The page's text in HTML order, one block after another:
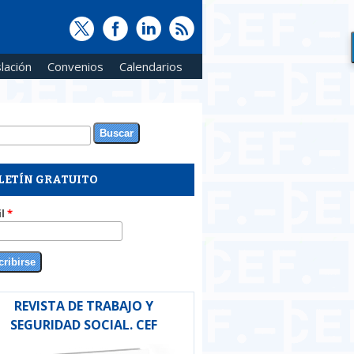
Convenios Calendarios
de búsqueda
GRATUITO
*
REVISTA DE TRABAJO Y
SEGURIDAD SOCIAL. CEF